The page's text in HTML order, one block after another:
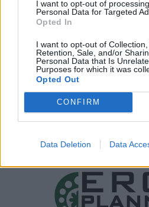
I want to opt-out of
Personal Data for Targeted
Opted In
I want to opt-out of Collection,
Retention, Sale, and/or
Personal Data that Is
Purposes for which it was
Opted Out
CONFIRM
Data Deletion Data